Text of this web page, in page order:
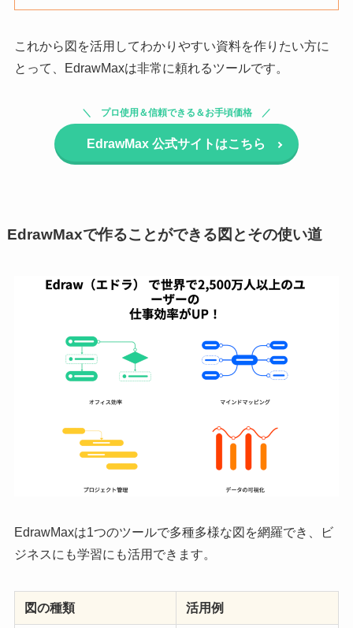
これから図を活用してわかりやすい資料を作りたい方に
とって、EdrawMaxは非常に頼れるツールです。
プロ使用＆信頼できる＆お手頃価格
EdrawMax 公式サイトはこちら
EdrawMaxで作ることができる図とその使い道
EdrawMaxは1つのツールで多種多様な図を網羅でき、ビ
ジネスにも学習にも活用できます。
図の種類 活用例